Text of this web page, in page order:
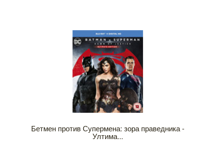
Бетмен против Супермена: зора праведника -
Ултима...